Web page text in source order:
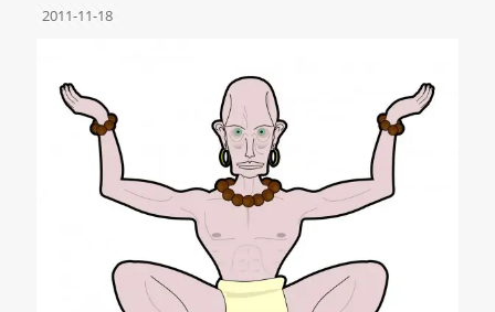
2011-11-18